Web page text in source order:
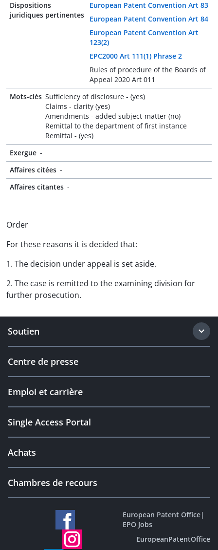
Dispositions
juridiques pertinentes
European Patent Convention Art 83
European Patent Convention Art 84
European Patent Convention Art
123(2)
EPC2000 Art 111(1) Phrase 2
Rules of procedure of the Boards of
Appeal 2020 Art 011
Mots-clés Sufficiency of disclosure - (yes)
Claims - clarity (yes)
Amendments - added subject-matter (no)
Remittal to the department of first instance
Remittal - (yes)
Exergue -
Affaires citées -
Affaires citantes -
Order
For these reasons it is decided that:
1. The decision under appeal is set aside.
2. The case is remitted to the examining division for
further prosecution.
Soutien
Centre de presse
Emploi et carrière
Single Access Portal
Achats
Chambres de recours
European Patent Office|
EPO Jobs
EuropeanPatentOffice